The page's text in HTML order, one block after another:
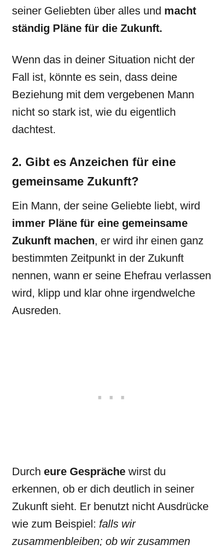
seiner Geliebten über alles und macht
ständig Pläne für die Zukunft.
Wenn das in deiner Situation nicht der
Fall ist, könnte es sein, dass deine
Beziehung mit dem vergebenen Mann
nicht so stark ist, wie du eigentlich
dachtest.
2. Gibt es Anzeichen für eine
gemeinsame Zukunft?
Ein Mann, der seine Geliebte liebt, wird
immer Pläne für eine gemeinsame
Zukunft machen, er wird ihr einen ganz
bestimmten Zeitpunkt in der Zukunft
nennen, wann er seine Ehefrau verlassen
wird, klipp und klar ohne irgendwelche
Ausreden.
Durch eure Gespräche wirst du
erkennen, ob er dich deutlich in seiner
Zukunft sieht. Er benutzt nicht Ausdrücke
wie zum Beispiel: falls wir
zusammenbleiben; ob wir zusammen